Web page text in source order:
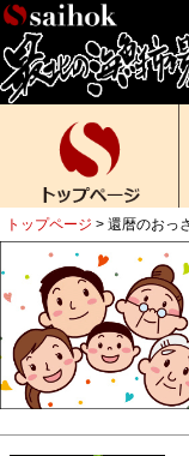
会員様メニュー
ゲスト
様、
いらっし
ご来店ありがとうご
新規会員登録
MYページ
ポイント履歴
レビュー投稿
当店について
トップページ 還暦のおっ